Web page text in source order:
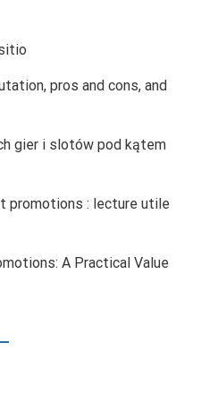
pros and cons, and
gier i slotów pod kątem
promotions : lecture utile
A Practical Value